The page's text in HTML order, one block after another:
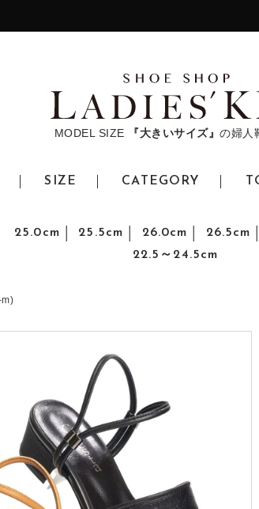
MODEL SIZE 『大きいサイズ』 の婦人
SIZE CATEGORY
25.0cm 25.5cm 26.0cm 26.5cm
22.5～24.5cm